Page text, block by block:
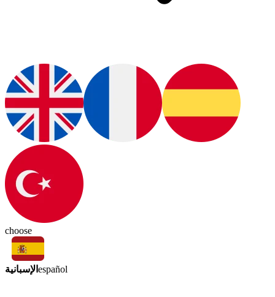
choose
الإسبانية español